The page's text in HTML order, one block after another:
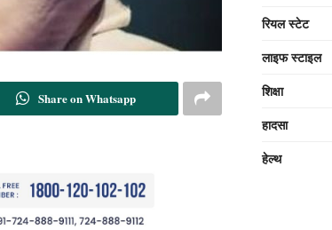
Share on Whatsapp
रियल स्टेट
लाइफ स्टाइल
शिक्षा
हादसा
हेल्थ